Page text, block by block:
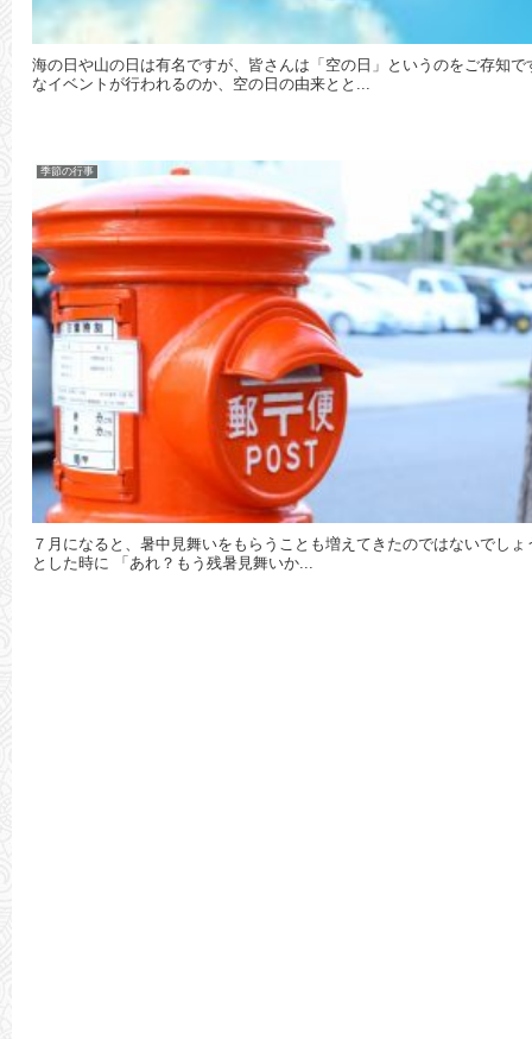
海の日や山の日は有名ですが、皆さんは「空の日」というのをご存知
なイベントが行われるのか、空の日の由来とと...
季節の行事
７月になると、暑中見舞いをもらうことも増えてきたのではないでし
とした時に 「あれ？もう残暑見舞いか...